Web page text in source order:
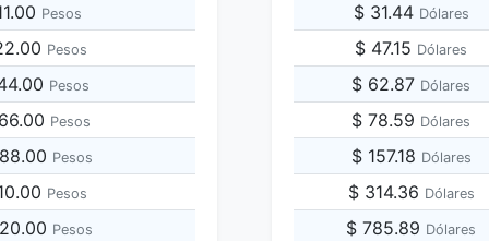
Pesos
Pesos
Pesos
Pesos
Pesos
Pesos
Pesos
$ 31.44 Dólares
$ 47.15 Dólares
$ 62.87 Dólares
$ 78.59 Dólares
$ 157.18 Dólares
$ 314.36 Dólares
$ 785.89 Dólares